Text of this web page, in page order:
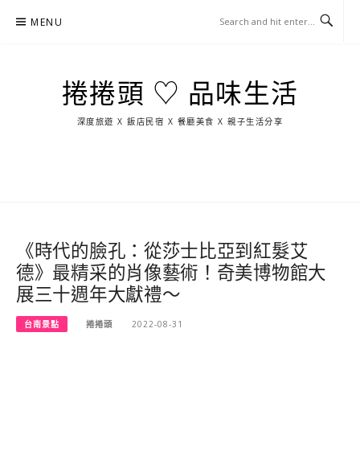
MENU
捲捲頭 ♡ 品味生活
深度旅遊 X 飯店民宿 X 餐廳美食 X 親子生活分享
《時代的臉孔：從莎士比亞到紅髮艾
德》最精采的肖像藝術！奇美博物館大
展三十週年大獻禮～
台南景點 捲捲頭 2022-08-31